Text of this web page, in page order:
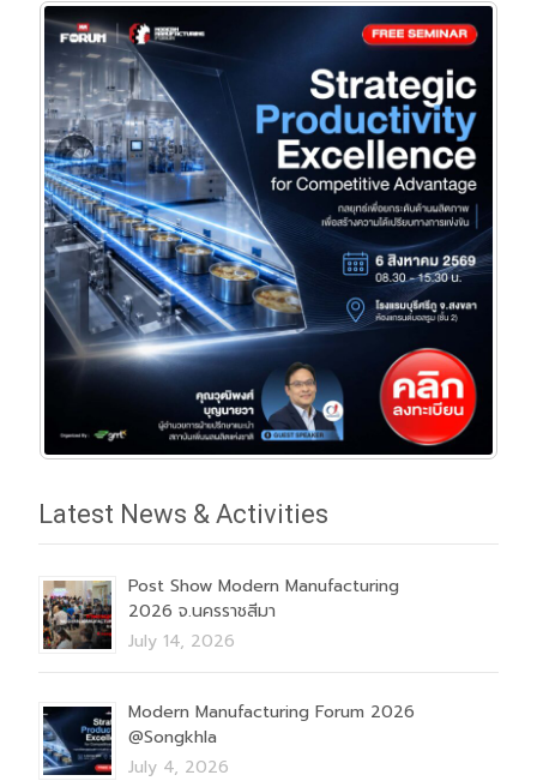
Latest News & Activities
Post Show Modern Manufacturing
2026 จ.นครราชสีมา
July 14, 2026
Modern Manufacturing Forum 2026
@Songkhla
July 4, 2026